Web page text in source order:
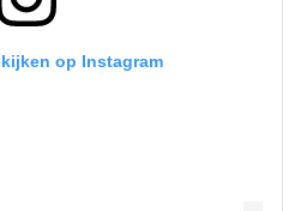
op Instagram